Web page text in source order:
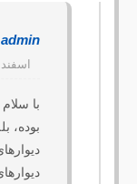
admin
اسفند 15, 1403 در 6:49 ب.ظ